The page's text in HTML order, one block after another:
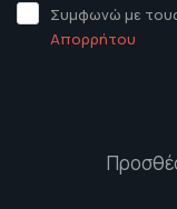
Συμφωνώ με
Απορρήτου